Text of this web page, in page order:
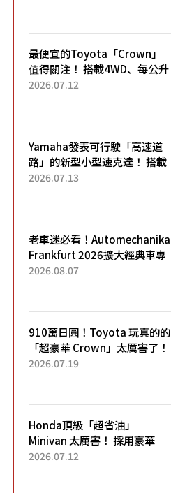
最便宜的Toyota「Crown」
值得關注！ 搭載4WD、每公升
22.4公里低油耗表現超亮眼！
2026.07.12
Yamaha發表可行駛「高速道
路」的新型小型速克達！ 搭載
能享受超強勁「渦輪感」的動
2026.07.13
老車迷必看！Automechanika
Frankfurt 2026擴大經典車專
區 1954年珍稀古董車現場修復
2026.08.07
910萬日圓！Toyota 玩真的的
「超豪華 Crown」太厲害了！
採用由「匠人技藝」打造的
2026.07.19
Honda頂級「超省油」
Minivan 太厲害！ 採用豪華
「真皮座椅」與專屬「黑色內
2026.07.12